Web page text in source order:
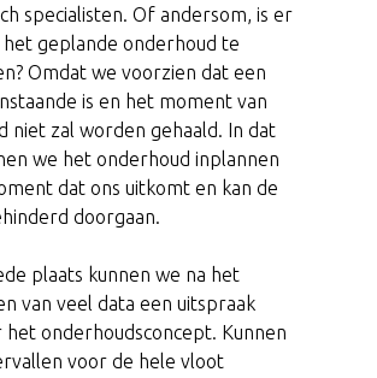
specialisten. Of andersom, is er
geplande onderhoud te
Omdat we voorzien dat een
is en het moment van
niet zal worden gehaald. In dat
we het onderhoud inplannen
dat ons uitkomt en kan de
doorgaan.
plaats kunnen we na het
van veel data een uitspraak
het onderhoudsconcept. Kunnen
voor de hele vloot